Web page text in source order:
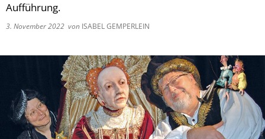
Aufführung.
3. November 2022 von ISABEL GEMPERLEIN